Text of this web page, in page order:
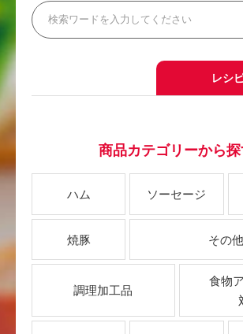
レシ
商品カテゴリーから
ハム ソーセージ
焼豚 その他
調理加工品
食物